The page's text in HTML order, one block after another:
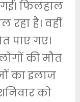
फिलहाल
रहा है। वहीं
पाए गए।
की मौत
का इलाज
को